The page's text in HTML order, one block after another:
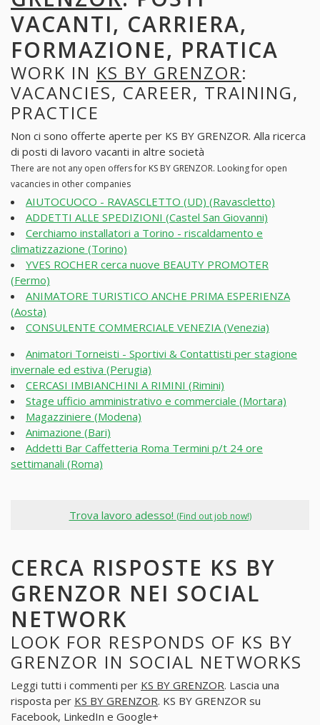
VACANTI, CARRIERA,
FORMAZIONE, PRATICA
WORK IN KS BY GRENZOR:
VACANCIES, CAREER, TRAINING,
PRACTICE
Non ci sono offerte aperte per KS BY GRENZOR. Alla ricerca
di posti di lavoro vacanti in altre società
There are not any open offers for KS BY GRENZOR. Looking for open
vacancies in other companies
AIUTOCUOCO - RAVASCLETTO (UD) (Ravascletto)
ADDETTI ALLE SPEDIZIONI (Castel San Giovanni)
Cerchiamo installatori a Torino - riscaldamento e
climatizzazione (Torino)
YVES ROCHER cerca nuove BEAUTY PROMOTER
(Fermo)
ANIMATORE TURISTICO ANCHE PRIMA ESPERIENZA
(Aosta)
CONSULENTE COMMERCIALE VENEZIA (Venezia)
Animatori Torneisti - Sportivi & Contattisti per stagione
invernale ed estiva (Perugia)
CERCASI IMBIANCHINI A RIMINI (Rimini)
Stage ufficio amministrativo e commerciale (Mortara)
Magazziniere (Modena)
Animazione (Bari)
Addetti Bar Caffetteria Roma Termini p/t 24 ore
settimanali (Roma)
Trova lavoro adesso! (Find out job now!)
CERCA RISPOSTE KS BY
GRENZOR NEI SOCIAL
NETWORK
LOOK FOR RESPONDS OF KS BY
GRENZOR IN SOCIAL NETWORKS
Leggi tutti i commenti per KS BY GRENZOR. Lascia una
risposta per KS BY GRENZOR. KS BY GRENZOR su
Facebook, LinkedIn e Google+